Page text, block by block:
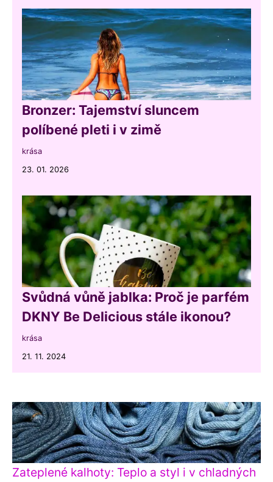
Bronzer: Tajemství sluncem
políbené pleti i v zimě
krása
23. 01. 2026
Svůdná vůně jablka: Proč je parfém
DKNY Be Delicious stále ikonou?
krása
21. 11. 2024
Zateplené kalhoty: Teplo a styl i v chladných